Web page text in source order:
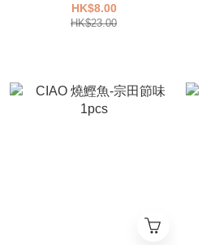
HK$8.00
HK$23.00